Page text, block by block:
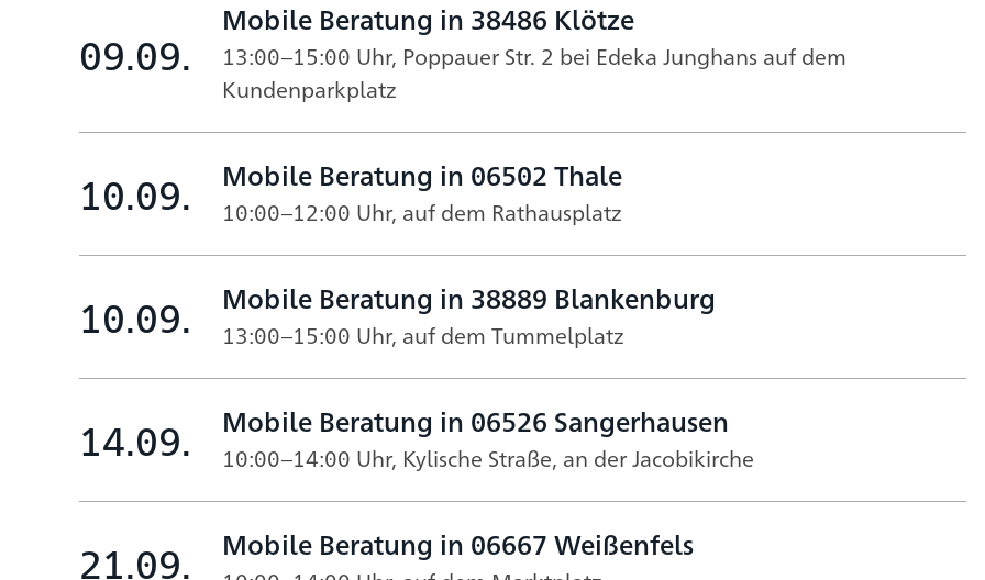
09.09.
Mobile Beratung in 38486 Klötze
13:00–15:00 Uhr, Poppauer Str. 2 bei Edeka Junghans auf dem
Kundenparkplatz
10.09. Mobile Beratung in 06502 Thale
10:00–12:00 Uhr, auf dem Rathausplatz
10.09. Mobile Beratung in 38889 Blankenburg
13:00–15:00 Uhr, auf dem Tummelplatz
14.09. Mobile Beratung in 06526 Sangerhausen
10:00–14:00 Uhr, Kylische Straße, an der Jacobikirche
21.09. Mobile Beratung in 06667 Weißenfels